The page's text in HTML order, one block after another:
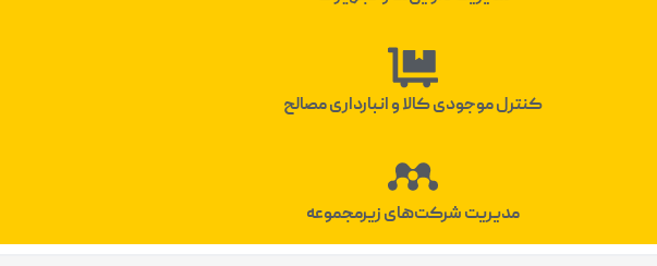
کنترل موجودی کالا و انبارداری مصالح
مدیریت شرکت‌های زیرمجموعه